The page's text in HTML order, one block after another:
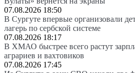
07.08.2026 18:50
В Сургуте впервые организовали
лагерь по сербской системе
07.08.2026 18:17
В ХМАО быстрее всего растут
аграриев и вахтовиков
07.08.2026 17:45